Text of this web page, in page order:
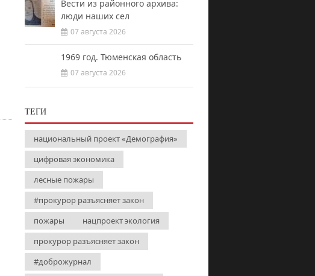
Вести из районного архива:
люди наших сел
07 августа 2026
1969 год. Тюменская область
07 августа 2026
ТЕГИ
национальный проект «Демография»
цифровая экономика
лесные пожары
#прокурор разъясняет закон
пожары
нацпроект экология
прокурор разъясняет закон
#доброжурнал